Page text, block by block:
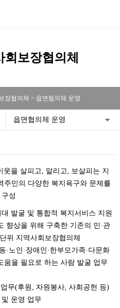
보장협의체
장협의체 > 읍면협의체 운영
읍면협의체 운영
을 살피고, 알리고, 보살피는 지
주민의 다양한 복지욕구와 문제를
성
발굴 및 통합적 복지서비스 지원
향상을 위해 구축한 기존의 민·관
위 지역사회보장협의체
·노인·장애인·한부모가족·다문화
움을 필요로 하는 사람 발굴 업무
무(후원, 자원봉사, 사회공헌 등)
운영 업무